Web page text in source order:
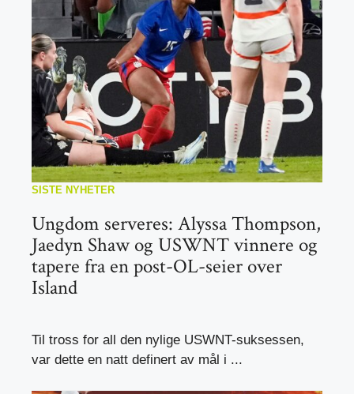
SISTE NYHETER
Ungdom serveres: Alyssa Thompson,
Jaedyn Shaw og USWNT vinnere og
tapere fra en post-OL-seier over
Island
Til tross for all den nylige USWNT-suksessen,
var dette en natt definert av mål i ...